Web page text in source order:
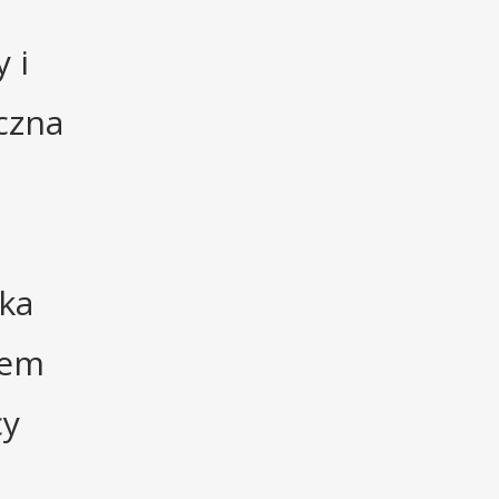
i